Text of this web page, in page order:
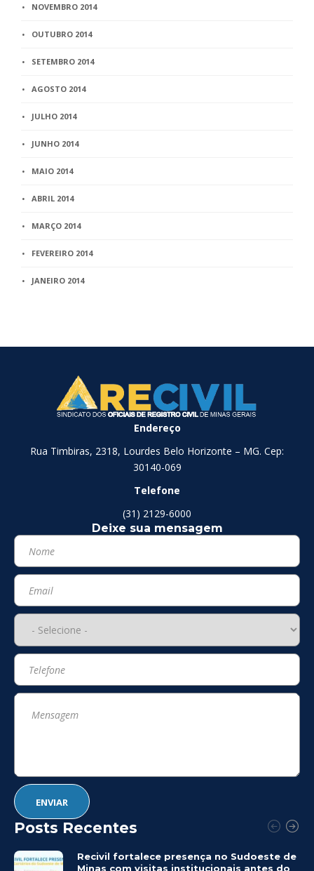
NOVEMBRO 2014
OUTUBRO 2014
SETEMBRO 2014
AGOSTO 2014
JULHO 2014
JUNHO 2014
MAIO 2014
ABRIL 2014
MARÇO 2014
FEVEREIRO 2014
JANEIRO 2014
Endereço
Rua Timbiras, 2318, Lourdes Belo Horizonte – MG. Cep:
30140-069
Telefone
(31) 2129-6000
Deixe sua mensagem
Posts Recentes
Recivil fortalece presença no Sudoeste de
Minas com visitas institucionais antes do